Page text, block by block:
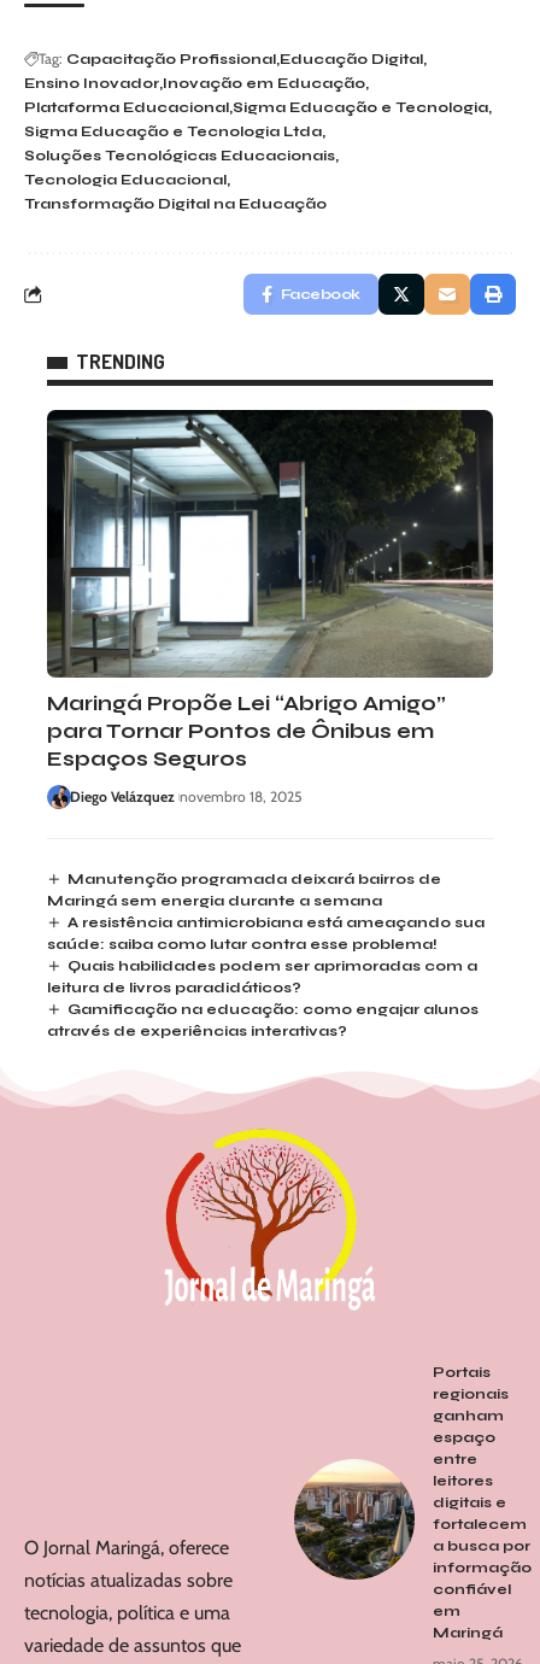
Tag: Capacitação Profissional Educação Digital
Ensino Inovador Inovação em Educação
Plataforma Educacional Sigma Educação e Tecnologia
Sigma Educação e Tecnologia Ltda
Soluções Tecnológicas Educacionais
Tecnologia Educacional
Transformação Digital na Educação
Facebook
TRENDING
Maringá Propõe Lei “Abrigo Amigo”
para Tornar Pontos de Ônibus em
Espaços Seguros
Diego Velázquez novembro 18, 2025
Manutenção programada deixará bairros de
Maringá sem energia durante a semana
A resistência antimicrobiana está ameaçando sua
saúde: saiba como lutar contra esse problema!
Quais habilidades podem ser aprimoradas com a
leitura de livros paradidáticos?
Gamificação na educação: como engajar alunos
através de experiências interativas?
O Jornal Maringá, oferece
notícias atualizadas sobre
tecnologia, política e uma
variedade de assuntos que
Portais
regionais
ganham
espaço
entre
leitores
digitais e
fortalecem
a busca por
informação
confiável
em
Maringá